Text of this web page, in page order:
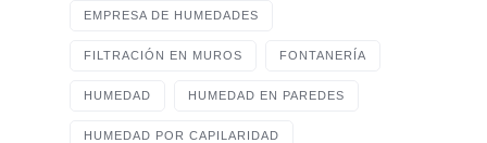
EMPRESA DE HUMEDADES
FILTRACIÓN EN MUROS FONTANERÍA
HUMEDAD HUMEDAD EN PAREDES
HUMEDAD POR CAPILARIDAD